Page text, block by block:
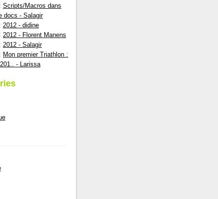
Scripts/Macros dans
docs - Salagir
2012 - didine
2012 - Florent Manens
2012 - Salagir
Mon premier Triathlon :
- Larissa